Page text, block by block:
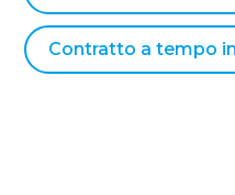
Contratto a tempo